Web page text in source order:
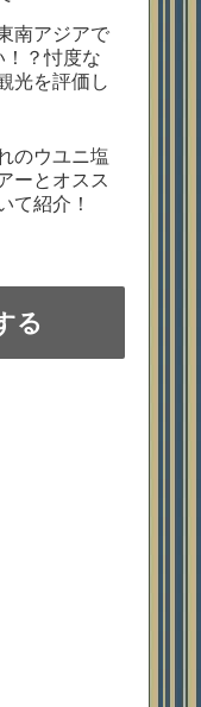
南アジアで
！？忖度な
光を評価し
のウユニ塩
ーとオスス
て紹介！
る